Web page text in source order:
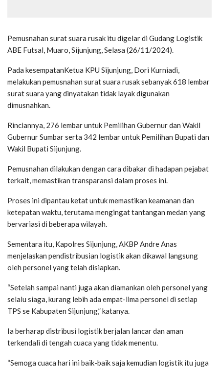
Pemusnahan surat suara rusak itu digelar di Gudang Logistik
ABE Futsal, Muaro, Sijunjung, Selasa (26/11/2024).
Pada kesempatanKetua KPU Sijunjung, Dori Kurniadi,
melakukan pemusnahan surat suara rusak sebanyak 618 lembar
surat suara yang dinyatakan tidak layak digunakan
dimusnahkan.
Rinciannya, 276 lembar untuk Pemilihan Gubernur dan Wakil
Gubernur Sumbar serta 342 lembar untuk Pemilihan Bupati dan
Wakil Bupati Sijunjung.
Pemusnahan dilakukan dengan cara dibakar di hadapan pejabat
terkait, memastikan transparansi dalam proses ini.
Proses ini dipantau ketat untuk memastikan keamanan dan
ketepatan waktu, terutama mengingat tantangan medan yang
bervariasi di beberapa wilayah.
Sementara itu, Kapolres Sijunjung, AKBP Andre Anas
menjelaskan pendistribusian logistik akan dikawal langsung
oleh personel yang telah disiapkan.
“Setelah sampai nanti juga akan diamankan oleh personel yang
selalu siaga, kurang lebih ada empat-lima personel di setiap
TPS se Kabupaten Sijunjung,” katanya.
Ia berharap distribusi logistik berjalan lancar dan aman
terkendali di tengah cuaca yang tidak menentu.
“Semoga cuaca hari ini baik-baik saja kemudian logistik itu juga